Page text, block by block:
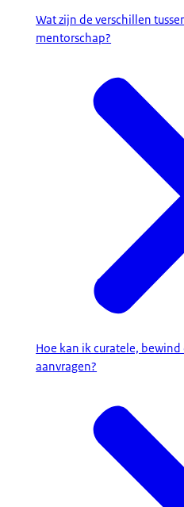
Wat zijn de verschillen
mentorschap?
Hoe kan ik curatele,
aanvragen?